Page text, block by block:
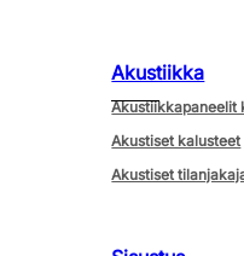
Akustiikka
Akustiikkapaneelit
Akustiset kalusteet
Akustiset